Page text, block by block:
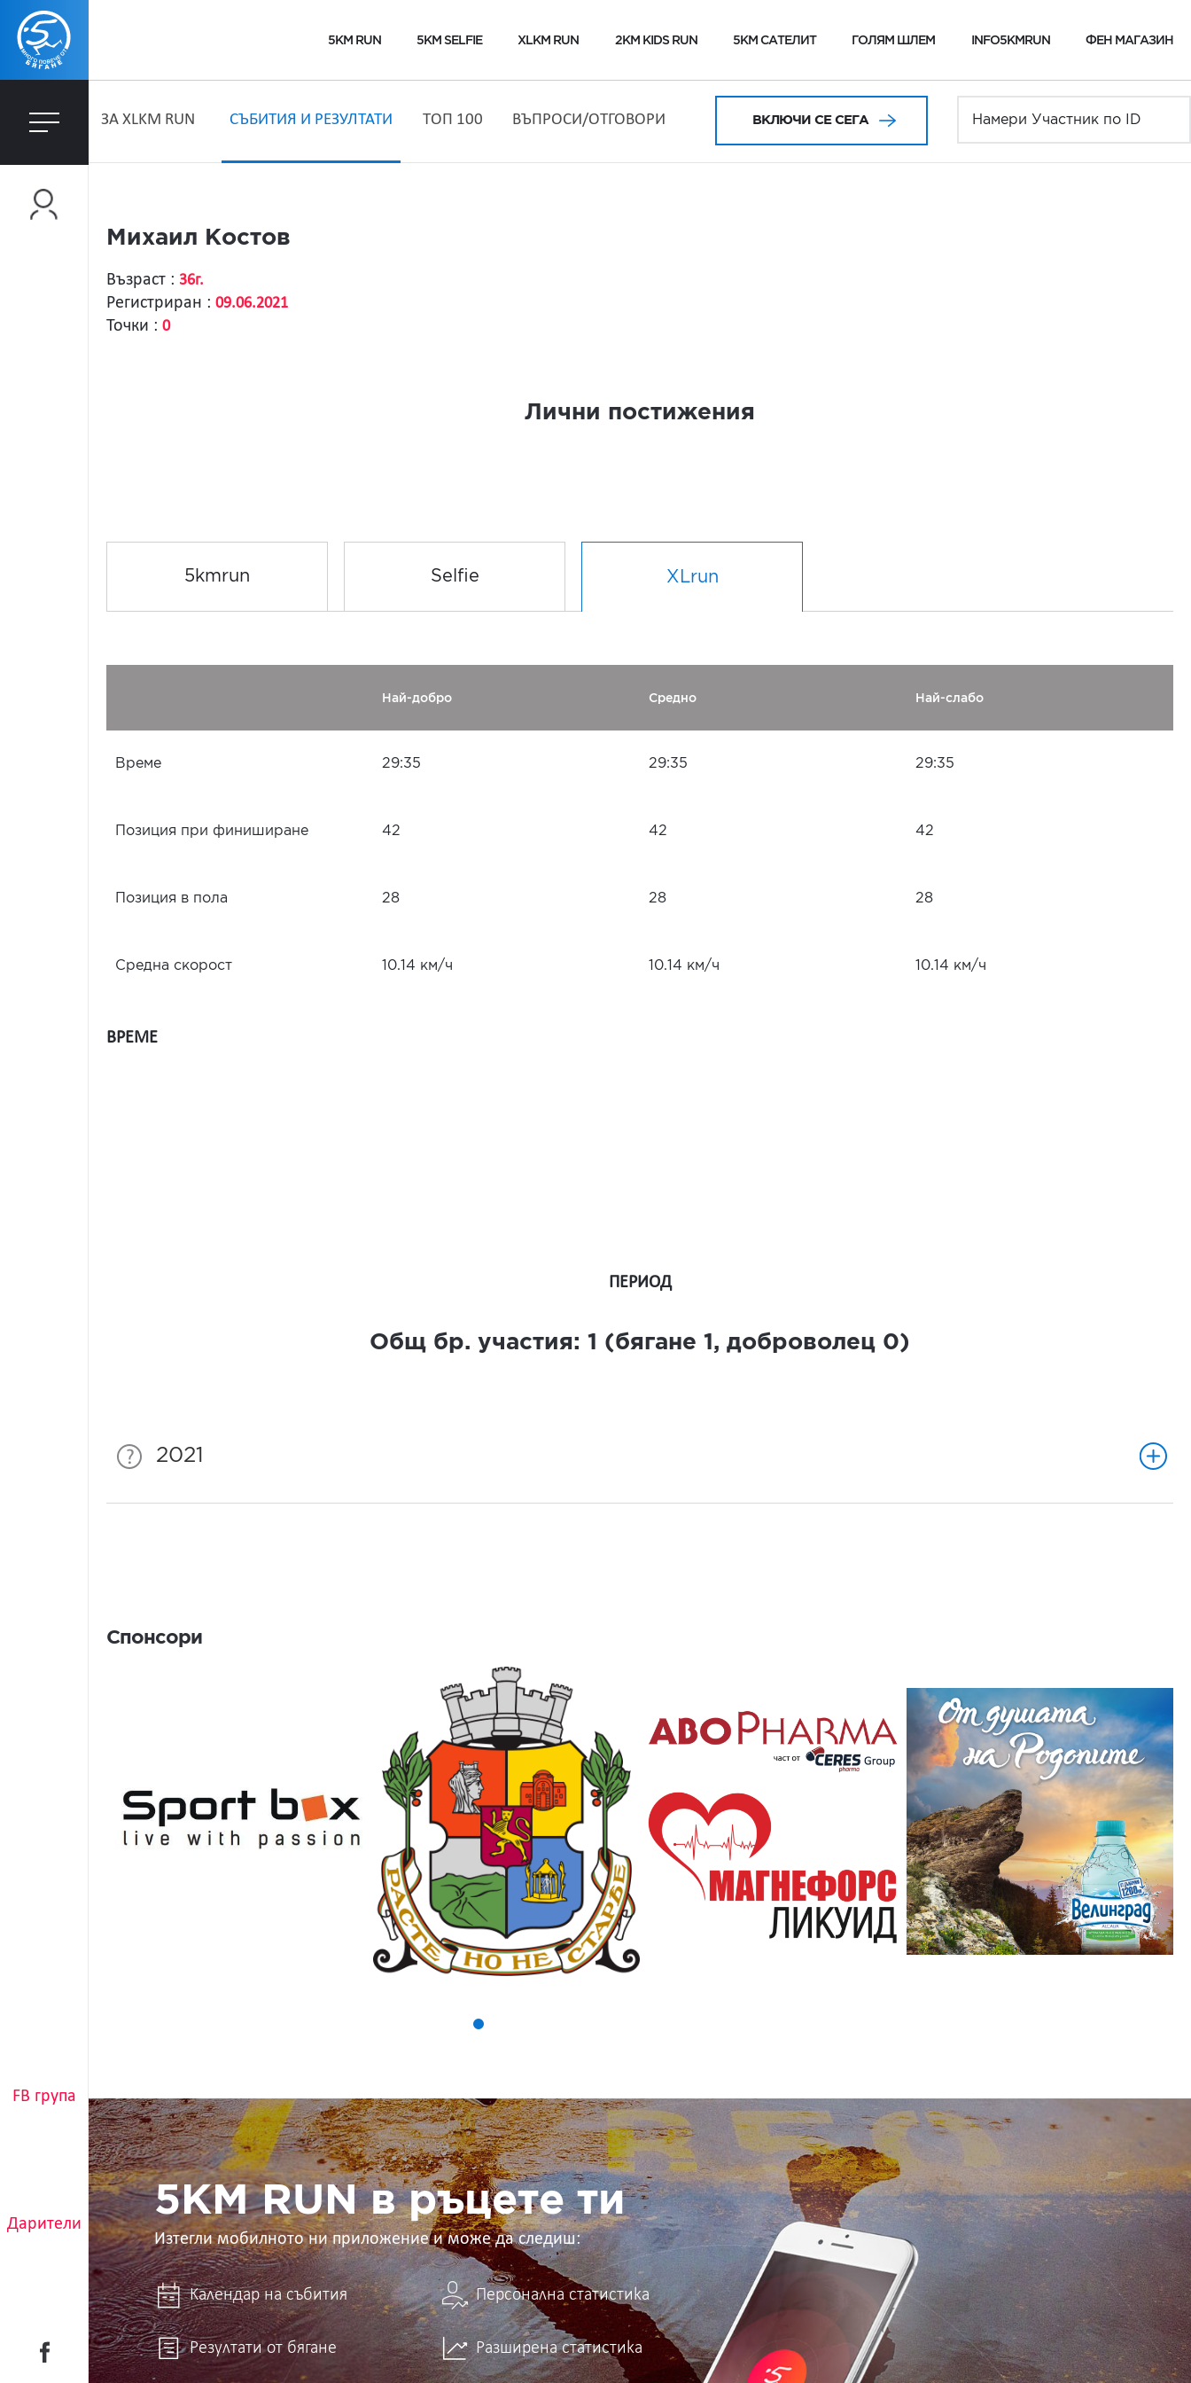
5KM RUN 5KM SELFIE XLKM RUN 2KM KIDS RUN 5KM САТЕЛИТ ГОЛЯМ ШЛЕМ INFO5KMRUN ФЕН МАГАЗИН
FB група
Дарители
ЗA XLKM RUN СЪБИТИЯ И РЕЗУЛТАТИ ТОП 100 ВЪПРОСИ/ОТГОВОРИ ВКЛЮЧИ СЕ СЕГА
Михаил Костов
Възраст : 36г.
Регистриран : 09.06.2021
Точки : 0
Лични постижения
5kmrun Selfie XLrun
Най-добро Средно Най-слабо
Време 29:35 29:35 29:35
Позиция при финиширане 42 42 42
Позиция в пола 28 28 28
Средна скорост 10.14 км/ч 10.14 км/ч 10.14 км/ч
ВРЕМЕ
ПЕРИОД
Общ бр. участия: 1 (бягане 1 , доброволец 0)
2021
Спонсори
5KM
RUN
в
ръцете
ти
5KM RUN в ръцете ти
Изтегли мобилното ни приложение и може да следиш:
Календар на събития Персонална статистика
Резултати от бягане Разширена статистика